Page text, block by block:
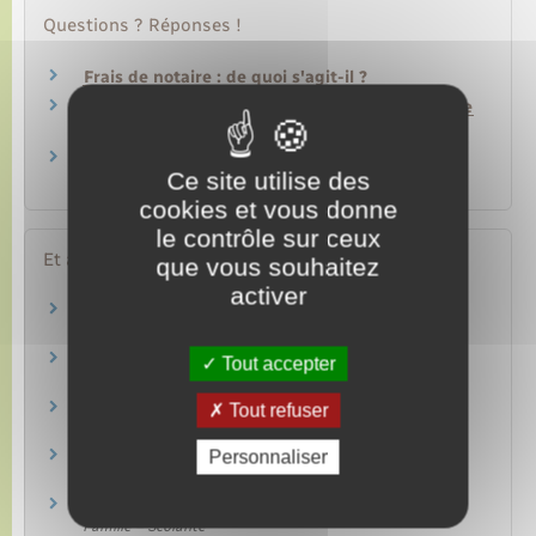
Questions ? Réponses !
Frais de notaire : de quoi s'agit-il ?
À quoi sert le fichier central des dispositions de
dernières volontés (FCDDV) ?
Peut-on désigner une personne pour gérer sa
future succession ?
Et aussi
Héritage : ordre et droits des héritiers
Famille – Scolarité
Règlement d'une succession
Famille – Scolarité
Droits de succession et de donation
Argent – Impôts – Consommation
Famille – Scolarité
Ce site utilise des
cookies et vous donne
le contrôle sur ceux
que vous souhaitez
activer
Tout accepter
Tout refuser
Personnaliser